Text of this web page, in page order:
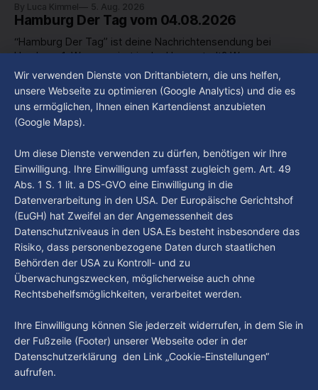
in unserer Stadt an? Fragen, die von Montag bis Freitag LIVE
um 18 Uhr beantwortet werden - auf YouTube und im TV.
By Luca Kimmel 5. Aug. 2026
Hamburg Der Tag vom 04.08.2026
“Hamburg Der Tag” ist deine Nachrichtensendung bei
Hamburg 1. Was passiert in der Hansestadt? Was
beschäftigt die Hamburgerinnen und Hamburger? Was steht
in unserer Stadt an? Fragen, die von Montag bis Freitag LIVE
um 18 Uhr beantwortet werden - auf YouTube und im TV.
By Luca Kimmel 4. Aug. 2026
Hamburg Der Tag vom 03.08.2026
“Hamburg Der Tag” ist deine Nachrichtensendung bei
Hamburg 1. Was passiert in der Hansestadt? Was
in unserer Stadt an? Fragen, die von Montag bis Freitag LIVE
um 18 Uhr beantwortet werden - auf YouTube und im TV.
By Luca Kimmel 3. Aug. 2026
Wir verwenden Dienste von Drittanbietern, die uns helfen,
unsere Webseite zu optimieren (Google Analytics) und die es
uns ermöglichen, Ihnen einen Kartendienst anzubieten
(Google Maps).
Um diese Dienste verwenden zu dürfen, benötigen wir Ihre
Einwilligung. Ihre Einwilligung umfasst zugleich gem. Art. 49
Abs. 1 S. 1 lit. a DS-GVO eine Einwilligung in die
Datenverarbeitung in den USA. Der Europäische Gerichtshof
(EuGH) hat Zweifel an der Angemessenheit des
Datenschutzniveaus in den USA.Es besteht insbesondere das
Risiko, dass personenbezogene Daten durch staatlichen
Behörden der USA zu Kontroll- und zu
Überwachungszwecken, möglicherweise auch ohne
Rechtsbehelfsmöglichkeiten, verarbeitet werden.
Ihre Einwilligung können Sie jederzeit widerrufen, in dem Sie in
der Fußzeile (Footer) unserer Webseite oder in der
Datenschutzerklärung den Link „Cookie-Einstellungen“
aufrufen.